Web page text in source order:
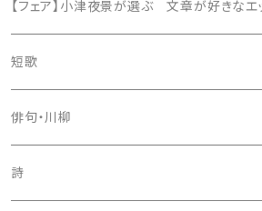
【フェア】小津夜景が選ぶ 文章が好きなエ
短歌
歌集
新鋭短歌シリーズ（書肆侃侃房）
入門書
俳句・川柳
句集
詩